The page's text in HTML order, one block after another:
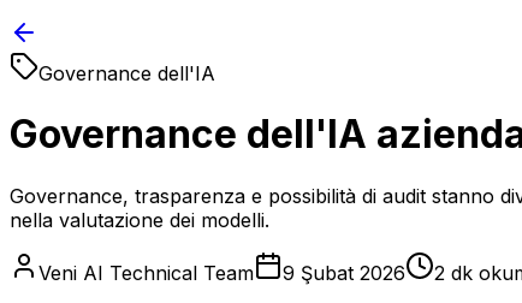
Governance dell'IA
Governance dell'IA
Governance, trasparenza e possibilità di audit stanno
nella valutazione dei modelli.
Veni AI Technical Team 9 Şubat 2026 2 dk